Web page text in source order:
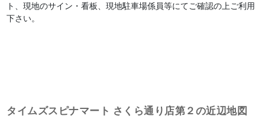
ト、現地のサイン・看板、現地駐車場係員等にてご確認の上ご利用
下さい。
タイムズスピナマート さくら通り店第２の近辺地図